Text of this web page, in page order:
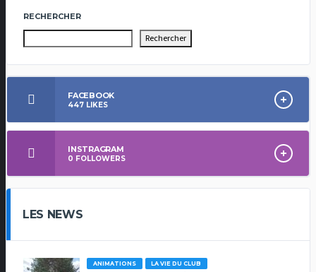
RECHERCHER
Rechercher
FACEBOOK
447 LIKES
INSTRAGRAM
0 FOLLOWERS
LES NEWS
ANIMATIONS LA VIE DU CLUB